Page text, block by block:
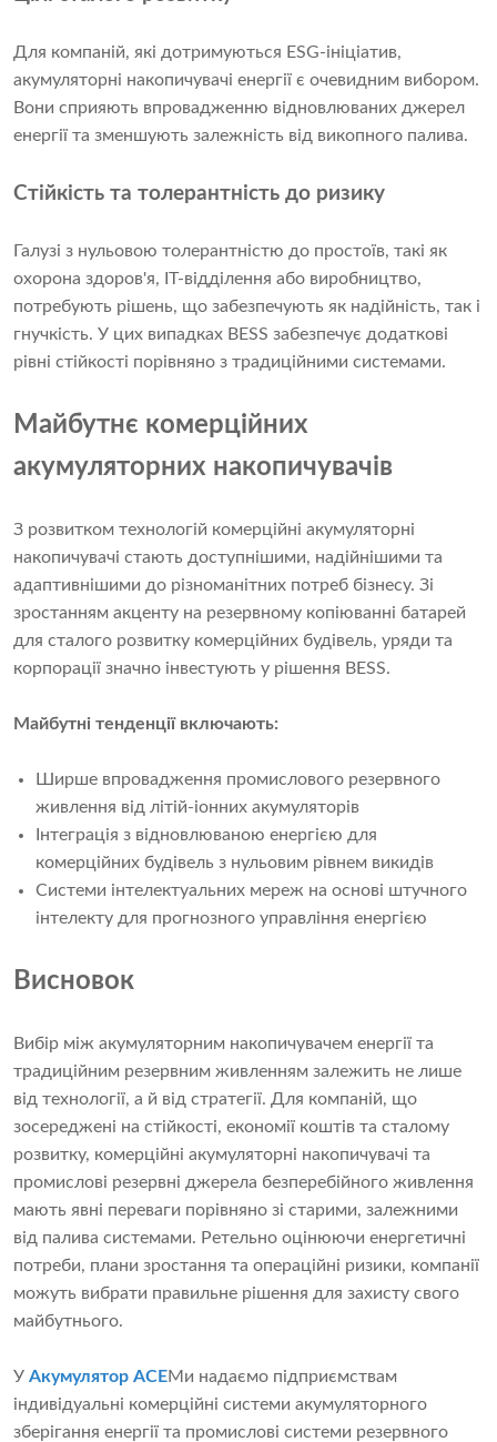
Для компаній, які дотримуються ESG-ініціатив,
акумуляторні накопичувачі енергії є очевидним вибором.
Вони сприяють впровадженню відновлюваних джерел
енергії та зменшують залежність від викопного палива.
Стійкість та толерантність до ризику
Галузі з нульовою толерантністю до простоїв, такі як
охорона здоров'я, ІТ-відділення або виробництво,
потребують рішень, що забезпечують як надійність, так і
гнучкість. У цих випадках BESS забезпечує додаткові
рівні стійкості порівняно з традиційними системами.
Майбутнє комерційних
акумуляторних накопичувачів
З розвитком технологій комерційні акумуляторні
накопичувачі стають доступнішими, надійнішими та
адаптивнішими до різноманітних потреб бізнесу. Зі
зростанням акценту на резервному копіюванні батарей
для сталого розвитку комерційних будівель, уряди та
корпорації значно інвестують у рішення BESS.
Майбутні тенденції включають:
Ширше впровадження промислового резервного
живлення від літій-іонних акумуляторів
Інтеграція з відновлюваною енергією для
комерційних будівель з нульовим рівнем викидів
Системи інтелектуальних мереж на основі штучного
інтелекту для прогнозного управління енергією
Висновок
Вибір між акумуляторним накопичувачем енергії та
традиційним резервним живленням залежить не лише
від технології, а й від стратегії. Для компаній, що
зосереджені на стійкості, економії коштів та сталому
розвитку, комерційні акумуляторні накопичувачі та
промислові резервні джерела безперебійного живлення
мають явні переваги порівняно зі старими, залежними
від палива системами. Ретельно оцінюючи енергетичні
потреби, плани зростання та операційні ризики, компанії
можуть вибрати правильне рішення для захисту свого
майбутнього.
У Акумулятор ACEМи надаємо підприємствам
індивідуальні комерційні системи акумуляторного
зберігання енергії та промислові системи резервного